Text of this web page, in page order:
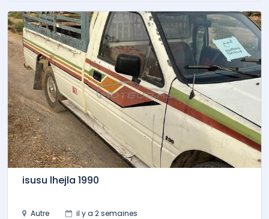
isusu lhejla 1990
Autre il y a 2 semaines